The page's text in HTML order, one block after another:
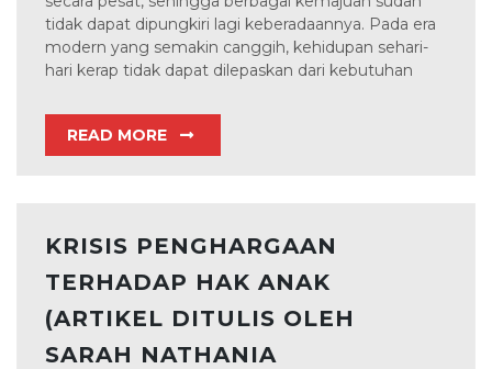
tidak dapat dipungkiri lagi keberadaannya. Pada era
modern yang semakin canggih, kehidupan sehari-
hari kerap tidak dapat dilepaskan dari kebutuhan
READ MORE
KRISIS PENGHARGAAN
TERHADAP HAK ANAK
(ARTIKEL DITULIS OLEH
SARAH NATHANIA